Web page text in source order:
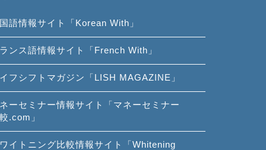
語情報サイト「Korean With」
ンス語情報サイト「French With」
フシフトマガジン「LISH MAGAZINE」
ーセミナー情報サイト「マネーセミナー
.com」
イトニング比較情報サイト「Whitening